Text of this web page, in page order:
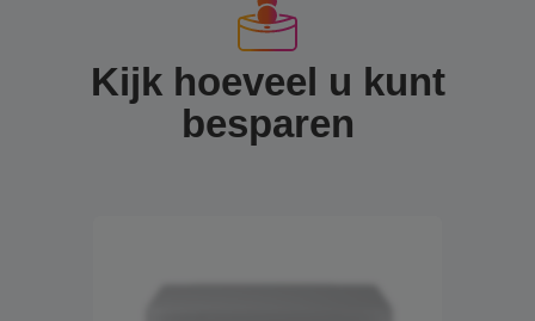
Kijk hoeveel u kunt
besparen